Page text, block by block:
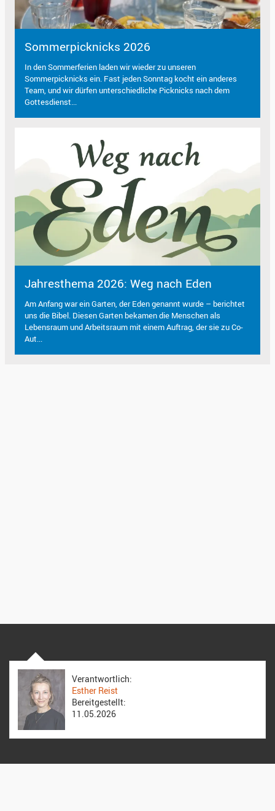
Sommerpicknicks 2026
In den Sommerferien laden wir wieder zu unseren
Sommerpicknicks ein. Fast jeden Sonntag kocht ein anderes
Team, und wir dürfen unterschiedliche Picknicks nach dem
Gottesdienst...
Jahresthema 2026: Weg nach Eden
Am Anfang war ein Garten, der Eden genannt wurde – berichtet
uns die Bibel. Diesen Garten bekamen die Menschen als
Lebensraum und Arbeitsraum mit einem Auftrag, der sie zu Co-
Aut...
Verantwortlich:
Esther Reist
Bereitgestellt:
11.05.2026